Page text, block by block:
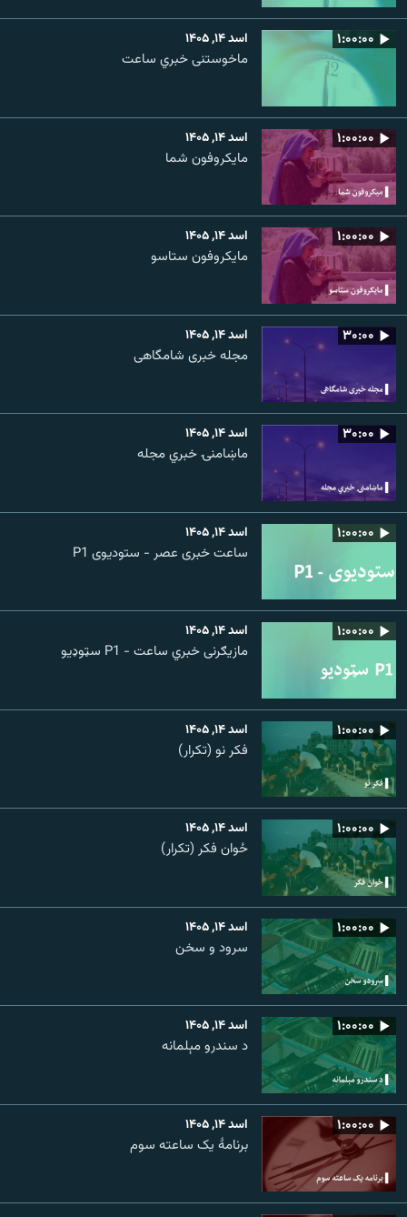
۱:۰۰:۰۰ اسد ۱۴, ۱۴۰۵
ماخوستنی خبري ساعت
۱:۰۰:۰۰ اسد ۱۴, ۱۴۰۵
مایکروفون شما
۱:۰۰:۰۰ اسد ۱۴, ۱۴۰۵
مایکروفون ستاسو
۳۰:۰۰ اسد ۱۴, ۱۴۰۵
مجله خبری شامگاهی
۳۰:۰۰ اسد ۱۴, ۱۴۰۵
ماښامنۍ خبري مجله
۱:۰۰:۰۰ اسد ۱۴, ۱۴۰۵
ساعت خبری عصر - ستودیوی P1
۱:۰۰:۰۰ اسد ۱۴, ۱۴۰۵
مازیګرنی خبري ساعت - P1 سټوډیو
۱:۰۰:۰۰ اسد ۱۴, ۱۴۰۵
فکر نو (تکرار)
۱:۰۰:۰۰ اسد ۱۴, ۱۴۰۵
ځوان فکر (تکرار)
۱:۰۰:۰۰ اسد ۱۴, ۱۴۰۵
سرود و سخن
۱:۰۰:۰۰ اسد ۱۴, ۱۴۰۵
د سندرو مېلمانه
۱:۰۰:۰۰ اسد ۱۴, ۱۴۰۵
برنامۀ یک ساعته سوم